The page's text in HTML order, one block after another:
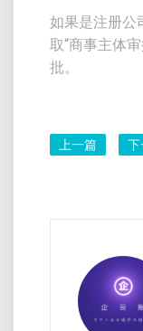
如果是注册公
取“商事主体
批。
上一篇 下